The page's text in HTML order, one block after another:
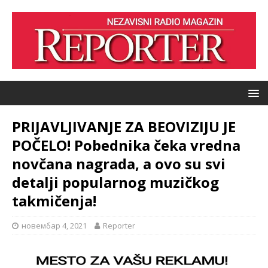
PRIJAVLJIVANJE ZA BEOVIZIJU JE
POČELO! Pobednika čeka vredna
novčana nagrada, a ovo su svi
detalji popularnog muzičkog
takmičenja!
новембар 4, 2021 Reporter